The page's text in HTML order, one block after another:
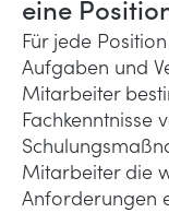
eine
Für jede
Aufgaben und
Mitarbeiter
Fachkenntnisse
Mitarbeiter die
Anforderungen